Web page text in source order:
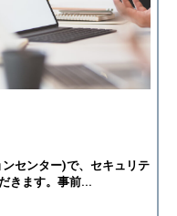
センター)で、セキュリテ
きます。事前...